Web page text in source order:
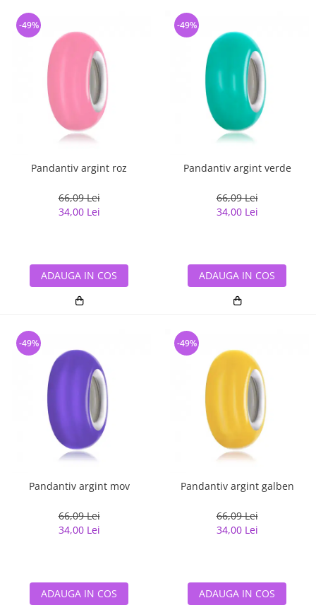
Pandantiv argint roz
66,09 Lei
34,00 Lei
-49%
ADAUGA IN COS
Pandantiv argint verde
66,09 Lei
34,00 Lei
-49%
ADAUGA IN COS
Pandantiv argint mov
66,09 Lei
34,00 Lei
-49%
ADAUGA IN COS
Pandantiv argint galben
66,09 Lei
34,00 Lei
-49%
ADAUGA IN COS